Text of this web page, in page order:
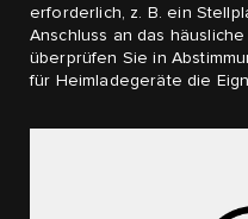
erforderlich, z. B. ein
Anschluss an das
überprüfen Sie in
für Heimladegeräte die